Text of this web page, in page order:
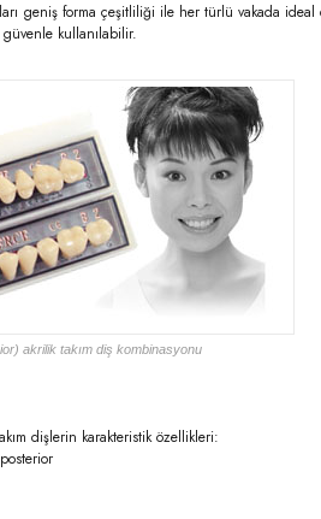
geniş forma çeşitliliği ile her türlü vakada
kullanılabilir.
akrilik takım diş kombinasyonu
dişlerin karakteristik özellikleri: